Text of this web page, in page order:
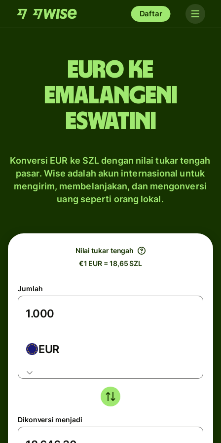
Daftar
euro ke
emalangeni
Eswatini
Konversi EUR ke SZL dengan nilai tukar tengah
pasar. Wise adalah akun internasional untuk
mengirim, membelanjakan, dan mengonversi
uang seperti orang lokal.
Nilai tukar tengah
€1 EUR = 18,65 SZL
Jumlah
EUR
Dikonversi menjadi